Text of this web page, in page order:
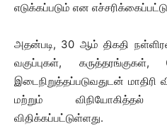
எடுக்கப்படும் என
அதன்படி, 30 ஆம் திகதி
வகுப்புகள்,
இடைநிறுத்தப்படுவதுடன்
மற்றும்
விதிக்கப்பட்டுள்ளது.